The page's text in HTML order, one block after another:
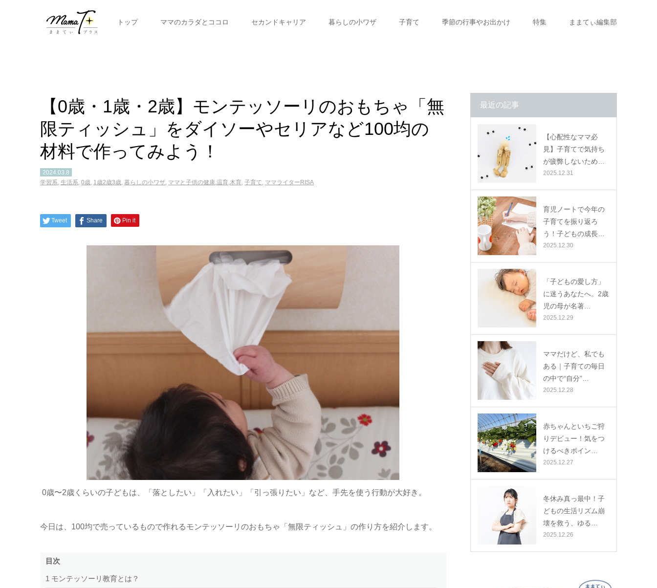
トップ ママのカラダとココロ セカンドキャリア 暮らしの小ワザ 子育て 季節の行事やお出かけ 特集 ままてぃ編集部
【0歳・1歳・2歳】モンテッソーリのおもちゃ「無
限ティッシュ」をダイソーやセリアなど100均の
材料で作ってみよう！
2024.03.8
学習系, 生活系, 0歳, 1歳2歳3歳, 暮らしの小ワザ, ママと子供の健康,温育,木育, 子育て, ママライターRISA
Tweet Share Pin it
0歳〜2歳くらいの子どもは、「落としたい」「入れたい」「引っ張りたい」など、手先を使う行動が大好き。
今日は、100均で売っているもので作れるモンテッソーリのおもちゃ「無限ティッシュ」の作り方を紹介します。
目次
1 モンテッソーリ教育とは？
最近の記事
【心配性なママ必
見】子育てで気持ち
が疲弊しないため…
2025.12.31
育児ノートで今年の
子育てを振り返ろ
う！子どもの成長…
2025.12.30
「子どもの愛し方」
に迷うあなたへ。2歳
児の母が名著…
2025.12.29
ママだけど、私でも
ある｜子育ての毎日
の中で“自分”…
2025.12.28
赤ちゃんといちご狩
りデビュー！気をつ
けるべきポイン…
2025.12.27
冬休み真っ最中！子
どもの生活リズム崩
壊を救う、ゆる…
2025.12.26